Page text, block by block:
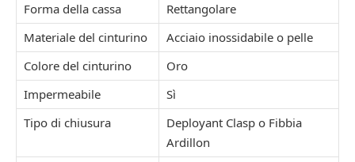
Forma della cassa
Rettangolare
Materiale del cinturino
Acciaio inossidabile o pelle
Colore del cinturino
Oro
Impermeabile
Sì
Tipo di chiusura
Deployant Clasp o Fibbia
Ardillon